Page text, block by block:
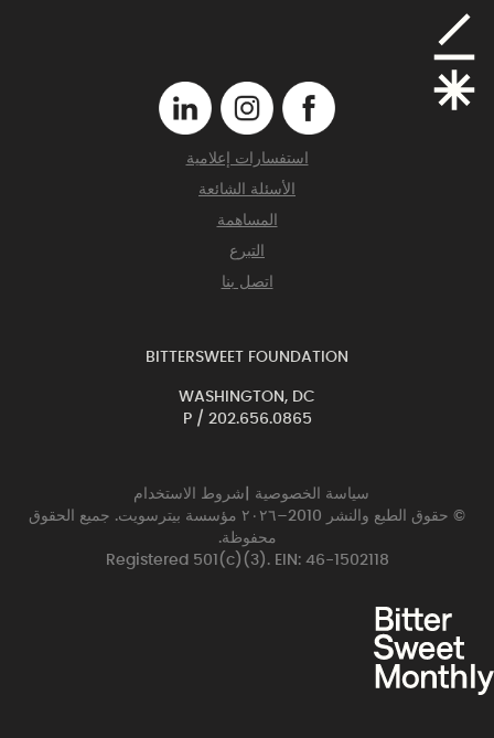
استفسارات إعلامية
الأسئلة الشائعة
المساهمة
التبرع
اتصل بنا
BITTERSWEET FOUNDATION
WASHINGTON, DC
P /202.656.0865
سياسة الخصوصية |شروط الاستخدام
© حقوق الطبع والنشر 2010–٢٠٢٦ مؤسسة بيترسويت. جميع الحقوق
محفوظة.
Registered 501(c)(3). EIN: 46-1502118